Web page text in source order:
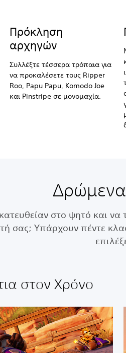
Πρόκληση
αρχηγών
Συλλέξτε τέσσερα τρόπαια για
να προκαλέσετε τους Ripper
Roo, Papu Papu, Komodo Joe
και Pinstripe σε μονομαχία.
στο ψητό και
σας; Υπάρχουν πέντε
στον Χρόνο